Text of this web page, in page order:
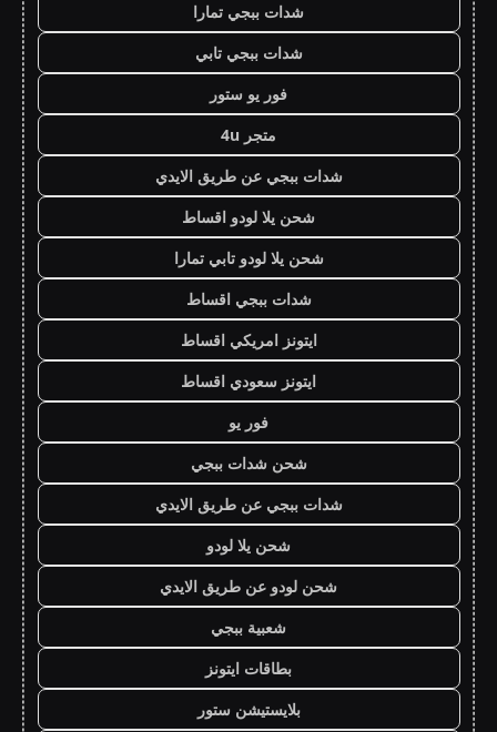
شدات ببجي تمارا
شدات ببجي تابي
فور يو ستور
متجر 4u
شدات ببجي عن طريق الايدي
شحن يلا لودو اقساط
شحن يلا لودو تابي تمارا
شدات ببجي اقساط
ايتونز امريكي اقساط
ايتونز سعودي اقساط
فور يو
شحن شدات ببجي
شدات ببجي عن طريق الايدي
شحن يلا لودو
شحن لودو عن طريق الايدي
شعبية ببجي
بطاقات ايتونز
بلايستيشن ستور